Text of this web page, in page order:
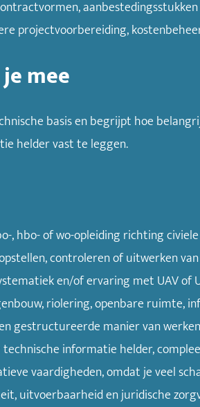
projectvoorbereiding,
mee
basis en begrijpt hoe
helder vast te leggen.
, hbo- of wo-opleiding richting
controleren of uitwerken
en/of ervaring met UAV of
riolering, openbare ruimte,
gestructureerde manier van
informatie helder,
vaardigheden, omdat je veel
uitvoerbaarheid en juridische